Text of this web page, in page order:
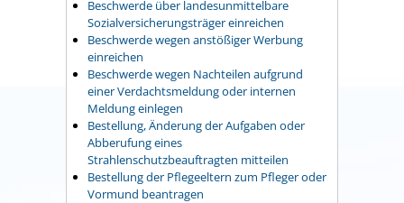
Beschwerde über landesunmittelbare
Sozialversicherungsträger einreichen
Beschwerde wegen anstößiger Werbung
einreichen
Beschwerde wegen Nachteilen aufgrund
einer Verdachtsmeldung oder internen
Meldung einlegen
Bestellung, Änderung der Aufgaben oder
Abberufung eines
Strahlenschutzbeauftragten mitteilen
Bestellung der Pflegeeltern zum Pfleger oder
Vormund beantragen